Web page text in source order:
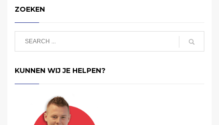
ZOEKEN
KUNNEN WIJ JE HELPEN?